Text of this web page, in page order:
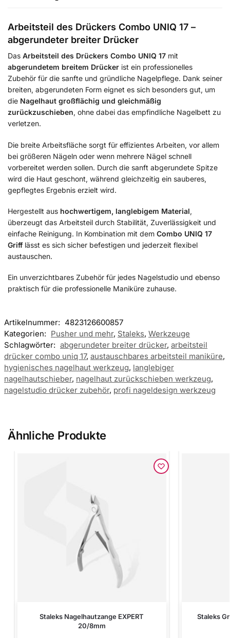
Arbeitsteil des Drückers Combo UNIQ 17 –
abgerundeter breiter Drücker
Das Arbeitsteil des Drückers Combo UNIQ 17 mit
abgerundetem breitem Drücker ist ein professionelles
Zubehör für die sanfte und gründliche Nagelpflege. Dank seiner
breiten, abgerundeten Form eignet es sich besonders gut, um
die Nagelhaut großflächig und gleichmäßig
zurückzuschieben, ohne dabei das empfindliche Nagelbett zu
verletzen.
Die breite Arbeitsfläche sorgt für effizientes Arbeiten, vor allem
bei größeren Nägeln oder wenn mehrere Nägel schnell
vorbereitet werden sollen. Durch die sanft abgerundete Spitze
wird die Haut geschont, während gleichzeitig ein sauberes,
gepflegtes Ergebnis erzielt wird.
Hergestellt aus hochwertigem, langlebigem Material,
überzeugt das Arbeitsteil durch Stabilität, Zuverlässigkeit und
einfache Reinigung. In Kombination mit dem Combo UNIQ 17
Grifflässt es sich sicher befestigen und jederzeit flexibel
austauschen.
Ein unverzichtbares Zubehör für jedes Nagelstudio und ebenso
praktisch für die professionelle Maniküre zuhause.
Artikelnummer: 4823126600857
Kategorien: Pusher und mehr, Staleks, Werkzeuge
Schlagwörter: abgerundeter breiter drücker, arbeitsteil
drücker combo uniq 17, austauschbares arbeitsteil maniküre,
hygienisches nagelhaut werkzeug, langlebiger
nagelhautschieber, nagelhaut zurückschieben werkzeug,
nagelstudio drücker zubehör, profi nageldesign werkzeug
Ähnliche Produkte
Staleks Nagelhautzange EXPERT
20/8mm
Staleks